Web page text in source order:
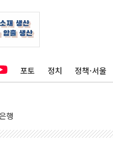
포토 정치 정책·서울
은행